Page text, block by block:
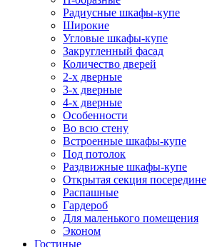
Радиусные шкафы-купе
Широкие
Угловые шкафы-купе
Закругленный фасад
Количество дверей
2-х дверные
3-х дверные
4-х дверные
Особенности
Во всю стену
Встроенные шкафы-купе
Под потолок
Раздвижные шкафы-купе
Открытая секция посередине
Распашные
Гардероб
Для маленького помещения
Эконом
Гостиные